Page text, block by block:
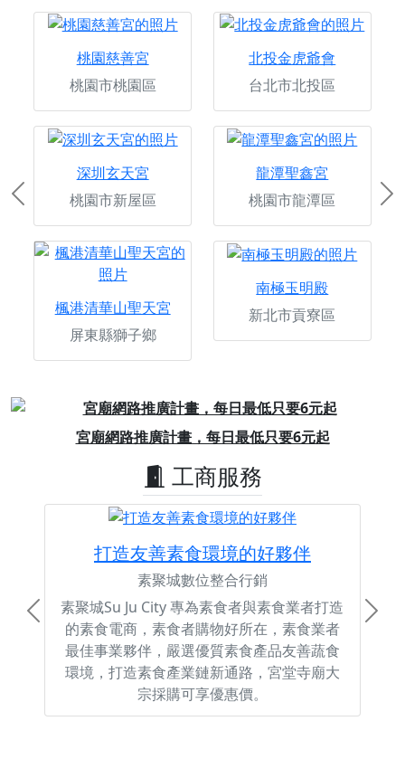
桃園慈善宮
桃園市桃園區
北投金虎爺會
台北市北投區
深圳玄天宮
桃園市新屋區
龍潭聖鑫宮
桃園市龍潭區
楓港清華山聖天宮
屏東縣獅子鄉
南極玉明殿
新北市貢寮區
Previous
宮廟網路推廣計畫，每日最低只要6元起
Previous
工商服務
打造友善素食環境的好夥伴
素聚城數位整合行銷
素聚城Su Ju City 專為素食者與素食業者打造
的素食電商，素食者購物好所在，素食業者
最佳事業夥伴，嚴選優質素食產品友善蔬食
環境，打造素食產業鏈新通路，宮堂寺廟大
宗採購可享優惠價。
Previous Next